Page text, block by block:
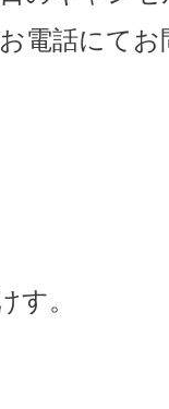
電話にてお
す。